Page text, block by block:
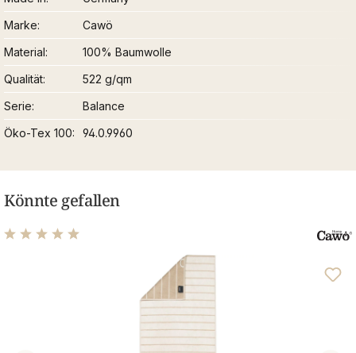
Marke
Cawö
Material
100% Baumwolle
Qualität
522 g/qm
Serie
Balance
Öko-Tex 100
94.0.9960
Könnte gefallen
Durchschnittliche Bewertung von 4.88 von 5 Sternen